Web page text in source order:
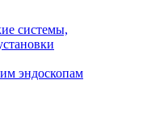
системы,
эндоскопам